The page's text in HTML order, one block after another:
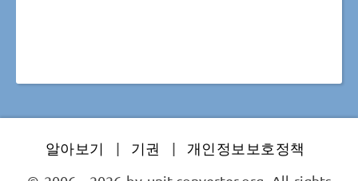
알아보기 | 기권 |
개인정보보호정책